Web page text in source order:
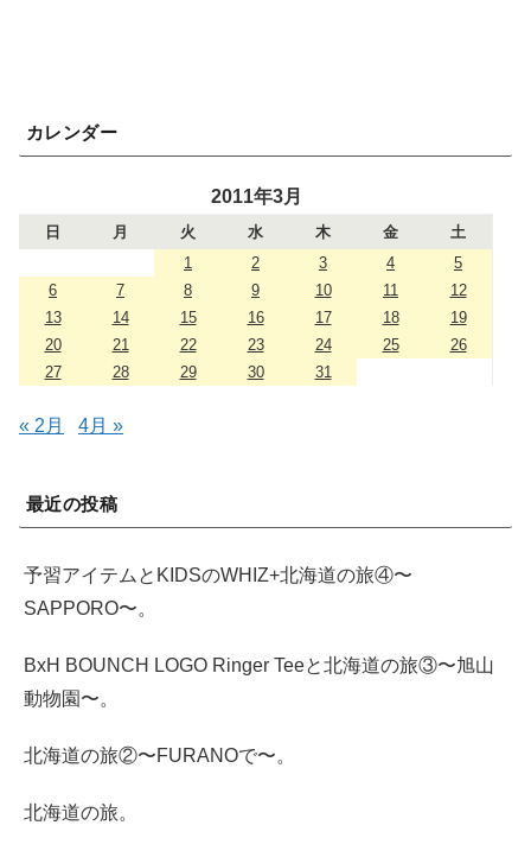
カレンダー
2011年3月
日 月 火 水 木 金
土
1
2 3 4
5
6
7 8 9 10 11
12
13
14 15 16 17 18
19
20
21 22 23 24 25
26
27
28 29 30 31
« 2月 4月 »
最近の投稿
予習アイテムとKIDSのWHIZ+北海道の旅④〜
SAPPORO〜。
BxH BOUNCH LOGO Ringer Teeと北海道の旅③〜旭山
動物園〜。
北海道の旅②〜FURANOで〜。
北海道の旅。